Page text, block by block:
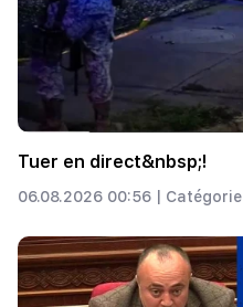
Tuer en direct&nbsp;!
06.08.2026 00:56 | Catégorie